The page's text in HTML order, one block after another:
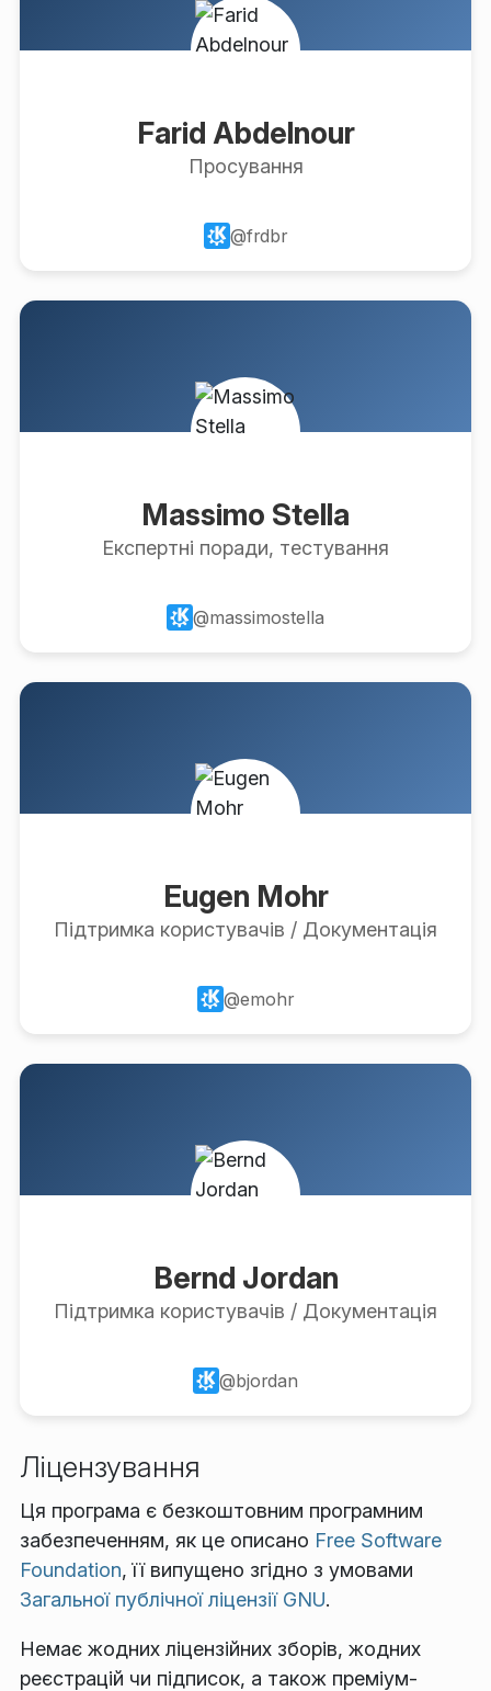
Farid Abdelnour
Просування
@frdbr
Massimo Stella
Експертні поради, тестування
@massimostella
Eugen Mohr
Підтримка користувачів / Документація
@emohr
Bernd Jordan
Підтримка користувачів / Документація
@bjordan
Ліцензування
Ця програма є безкоштовним програмним
забезпеченням, як це описано Free Software
Foundation, її випущено згідно з умовами
Загальної публічної ліцензії GNU.
Немає жодних ліцензійних зборів, жодних
реєстрацій чи підписок, а також преміум-